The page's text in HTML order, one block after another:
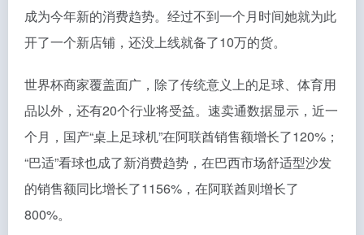
成为今年新的消费趋势。经过不到一个月时间她就为此
开了一个新店铺，还没上线就备了10万的货。
世界杯商家覆盖面广，除了传统意义上的足球、体育用
品以外，还有20个行业将受益。速卖通数据显示，近一
个月，国产“桌上足球机”在阿联酋销售额增长了120%；
“巴适”看球也成了新消费趋势，在巴西市场舒适型沙发
的销售额同比增长了1156%，在阿联酋则增长了
800%。